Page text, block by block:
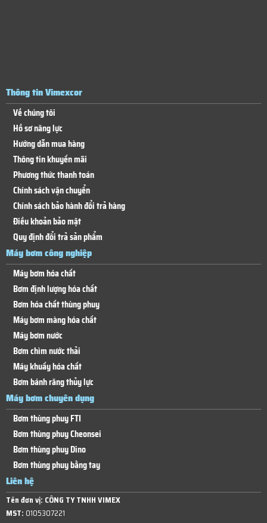
Thông tin Vimexcor
Về chúng tôi
Hồ sơ năng lực
Hướng dẫn mua hàng
Thông tin khuyến mãi
Phương thức thanh toán
Chính sách vận chuyển
Chính sách bảo hành đổi trả hàng
Điều khoản bảo mật
Quy định đổi trả sản phẩm
Máy bơm công nghiệp
Máy bơm hóa chất
Bơm định lượng hóa chất
Bơm hóa chất thùng phuy
Máy bơm màng hóa chất
Máy bơm nước
Bơm chìm nước thải
Máy khuấy hóa chất
Bơm bánh răng thủy lực
Máy bơm chuyên dụng
Bơm thùng phuy FTI
Bơm thùng phuy Cheonsei
Bơm thùng phuy Dino
Bơm thùng phuy bằng tay
Liên hệ
Tên đơn vị: CÔNG TY TNHH VIMEX
MST: 0105307221